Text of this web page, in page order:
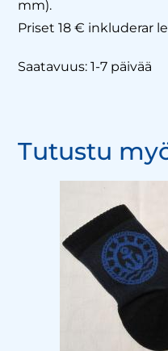
mm).
Priset 18 € inkluderar
Saatavuus: 1-7 päivää
Tutustu